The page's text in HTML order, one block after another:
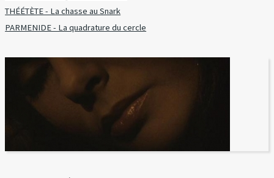
THÉÉTÈTE - La chasse au Snark
PARMENIDE - La quadrature du cercle